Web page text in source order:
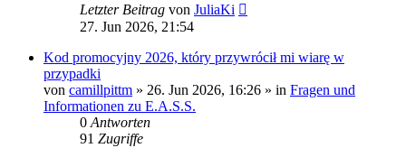
Letzter Beitrag von JuliaKi
27. Jun 2026, 21:54
Kod promocyjny 2026, który przywrócił mi wiarę w
przypadki
von camillpittm » 26. Jun 2026, 16:26 » in Fragen und
Informationen zu E.A.S.S.
0Antworten
91 Zugriffe